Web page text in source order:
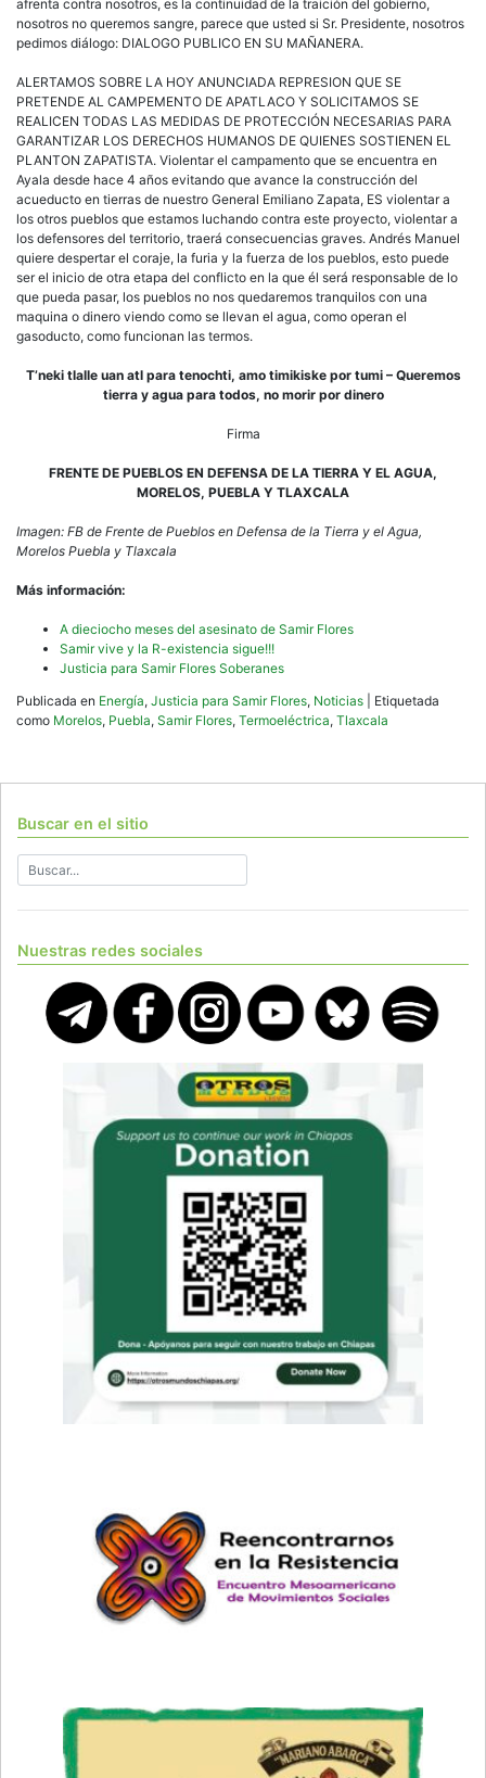
afrenta contra nosotros, es la continuidad de la traición del gobierno,
nosotros no queremos sangre, parece que usted si Sr. Presidente, nosotros
pedimos diálogo: DIALOGO PUBLICO EN SU MAÑANERA.
ALERTAMOS SOBRE LA HOY ANUNCIADA REPRESION QUE SE
PRETENDE AL CAMPEMENTO DE APATLACO Y SOLICITAMOS SE
REALICEN TODAS LAS MEDIDAS DE PROTECCIÓN NECESARIAS PARA
GARANTIZAR LOS DERECHOS HUMANOS DE QUIENES SOSTIENEN EL
PLANTON ZAPATISTA. Violentar el campamento que se encuentra en
Ayala desde hace 4 años evitando que avance la construcción del
acueducto en tierras de nuestro General Emiliano Zapata, ES violentar a
los otros pueblos que estamos luchando contra este proyecto, violentar a
los defensores del territorio, traerá consecuencias graves. Andrés Manuel
quiere despertar el coraje, la furia y la fuerza de los pueblos, esto puede
ser el inicio de otra etapa del conflicto en la que él será responsable de lo
que pueda pasar, los pueblos no nos quedaremos tranquilos con una
maquina o dinero viendo como se llevan el agua, como operan el
gasoducto, como funcionan las termos.
T’neki tlalle uan atl para tenochti, amo timikiske por tumi – Queremos
tierra y agua para todos, no morir por dinero
Firma
FRENTE DE PUEBLOS EN DEFENSA DE LA TIERRA Y EL AGUA,
MORELOS, PUEBLA Y TLAXCALA
Imagen: FB de Frente de Pueblos en Defensa de la Tierra y el Agua,
Morelos Puebla y Tlaxcala
Más información:
A dieciocho meses del asesinato de Samir Flores
Samir vive y la R-existencia sigue!!!
Justicia para Samir Flores Soberanes
Publicada en Energía, Justicia para Samir Flores, Noticias
Etiquetada
como Morelos, Puebla, Samir Flores, Termoeléctrica, Tlaxcala
Buscar en el sitio
Nuestras redes sociales